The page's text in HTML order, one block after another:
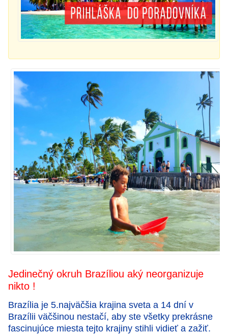
Jedinečný okruh Brazíliou aký neorganizuje
nikto !
Brazília je 5.najväčšia krajina sveta a 14 dní v
Brazílii väčšinou nestačí, aby ste všetky prekrásne
fascinujúce miesta tejto krajiny stihli vidieť a zažiť.